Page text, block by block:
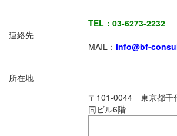
連絡先
TEL：03-6273-2232
MAIL： info@bf-
所在地
〒101-0044 東京都千
同ビル6階